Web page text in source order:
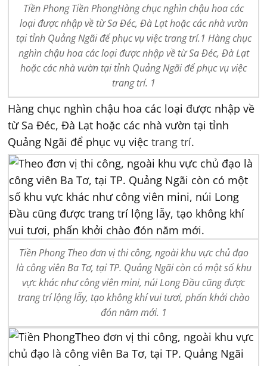
Tiền Phong Tiền PhongHàng chục nghìn chậu hoa các
loại được nhập về từ Sa Đéc, Đà Lạt hoặc các nhà vườn
tại tỉnh Quảng Ngãi để phục vụ việc trang trí.1 Hàng chục
nghìn chậu hoa các loại được nhập về từ Sa Đéc, Đà Lạt
hoặc các nhà vườn tại tỉnh Quảng Ngãi để phục vụ việc
trang trí. 1
Hàng chục nghìn chậu hoa các loại được nhập về
từ Sa Đéc, Đà Lạt hoặc các nhà vườn tại tỉnh
Quảng Ngãi để phục vụ việc trang trí.
Tiền Phong Theo đơn vị thi công, ngoài khu vực chủ đạo
là công viên Ba Tơ, tại TP. Quảng Ngãi còn có một số khu
vực khác như công viên mini, núi Long Đầu cũng được
trang trí lộng lẫy, tạo không khí vui tươi, phấn khởi chào
đón năm mới. 1